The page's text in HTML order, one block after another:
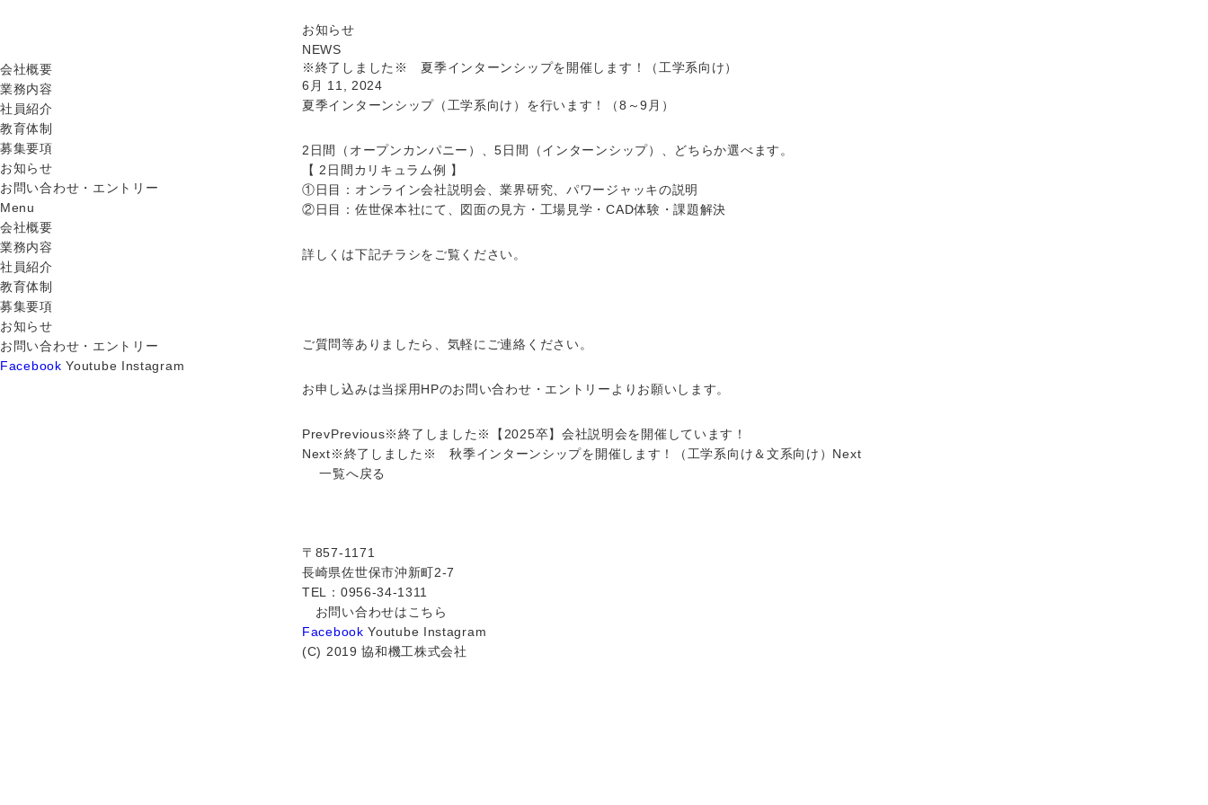
会社概要
業務内容
社員紹介
教育体制
募集要項
お知らせ
お問い合わせ・エントリー
Menu
会社概要
業務内容
社員紹介
教育体制
募集要項
お知らせ
お問い合わせ・エントリー
Facebook Youtube Instagram
お知らせ
NEWS
※終了しました※ 夏季インターンシップを開催します！（工学系向け）
6月 11, 2024
夏季インターンシップ（工学系向け）を行います！（8～9月）
2日間（オープンカンパニー）、5日間（インターンシップ）、どちらか選べます。
【 2日間カリキュラム例 】
①日目：オンライン会社説明会、業界研究、パワージャッキの説明
②日目：佐世保本社にて、図面の見方・工場見学・CAD体験・課題解決
詳しくは下記チラシをご覧ください。
ご質問等ありましたら、気軽にご連絡ください。
お申し込みは当採用HPのお問い合わせ・エントリーよりお願いします。
PrevPrevious※終了しました※【2025卒】会社説明会を開催しています！
Next※終了しました※ 秋季インターンシップを開催します！（工学系向け＆文系向け） Next
一覧へ戻る
〒857-1171
長崎県佐世保市沖新町2-7
TEL：0956-34-1311
お問い合わせはこちら
Facebook Youtube Instagram
(C) 2019 協和機工株式会社